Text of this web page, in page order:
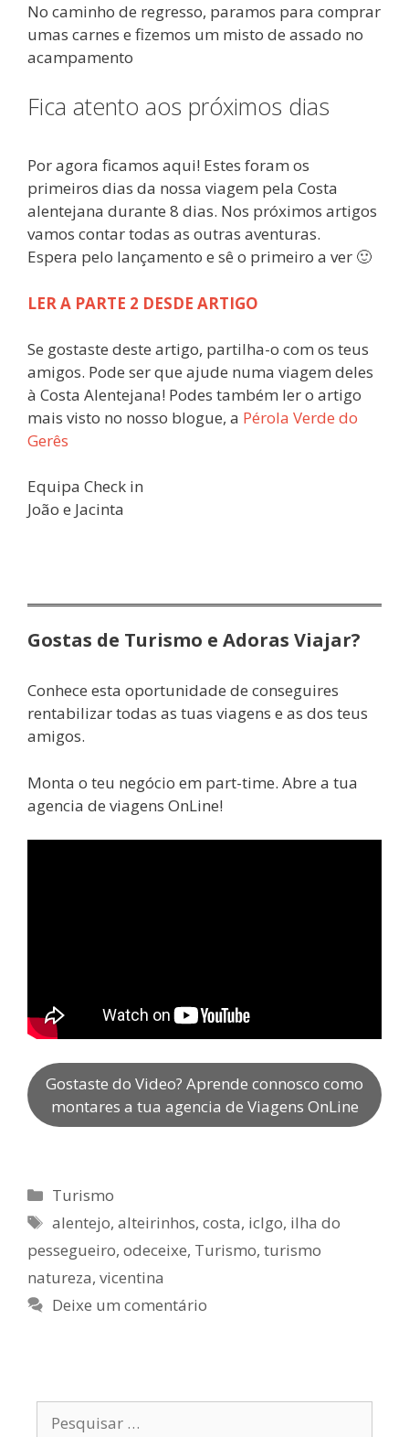
No caminho de regresso, paramos para comprar
umas carnes e fizemos um misto de assado no
acampamento
Fica atento aos próximos dias
Por agora ficamos aqui! Estes foram os
primeiros dias da nossa viagem pela Costa
alentejana durante 8 dias. Nos próximos artigos
vamos contar todas as outras aventuras.
Espera pelo lançamento e sê o primeiro a ver 🙂
LER A PARTE 2 DESDE ARTIGO
Se gostaste deste artigo, partilha-o com os teus
amigos. Pode ser que ajude numa viagem deles
à Costa Alentejana! Podes também ler o artigo
mais visto no nosso blogue, a Pérola Verde do
Gerês
Equipa Check in
João e Jacinta
Gostas de Turismo e Adoras Viajar?
Conhece esta oportunidade de conseguires
rentabilizar todas as tuas viagens e as dos teus
amigos.
Monta o teu negócio em part-time. Abre a tua
agencia de viagens OnLine!
Gostaste do Video? Aprende connosco como
montares a tua agencia de Viagens OnLine
Categorias
Turismo
Etiquetas
alentejo,alteirinhos,costa, iclgo, ilha do
pessegueiro, odeceixe, Turismo, turismo
natureza, vicentina
Deixe um comentário